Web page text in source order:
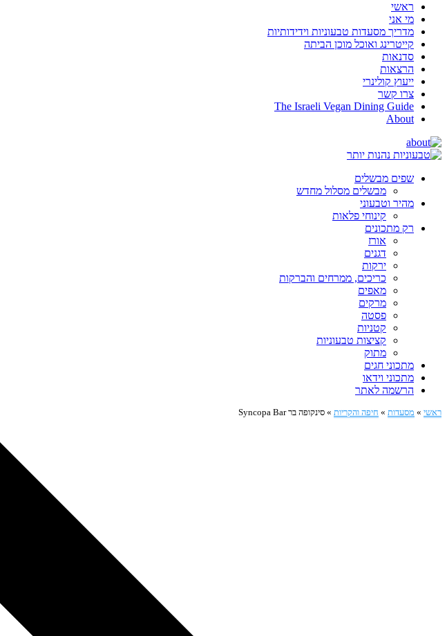
ראשי
מי אני
מדריך מסעדות טבעוניות וידידותיות
קייטרינג ואוכל מוכן הביתה
סדנאות
הרצאות
ייעוץ קולינרי
צרו קשר
The Israeli Vegan Dining Guide
About
שפים מבשלים
מבשלים מסלול מחדש
מהיר וטבעוני
קינוחי פלאות
רק מתכונים
אורז
דגנים
ירקות
כריכים, ממרחים והברקות
מאפים
מרקים
פסטה
קטניות
קציצות טבעוניות
מתוק
מתכוני חגים
מתכוני וידאו
הרשמה לאתר
ראשי » מסעדות » חיפה והקריות » סינקופה בר Syncopa Bar